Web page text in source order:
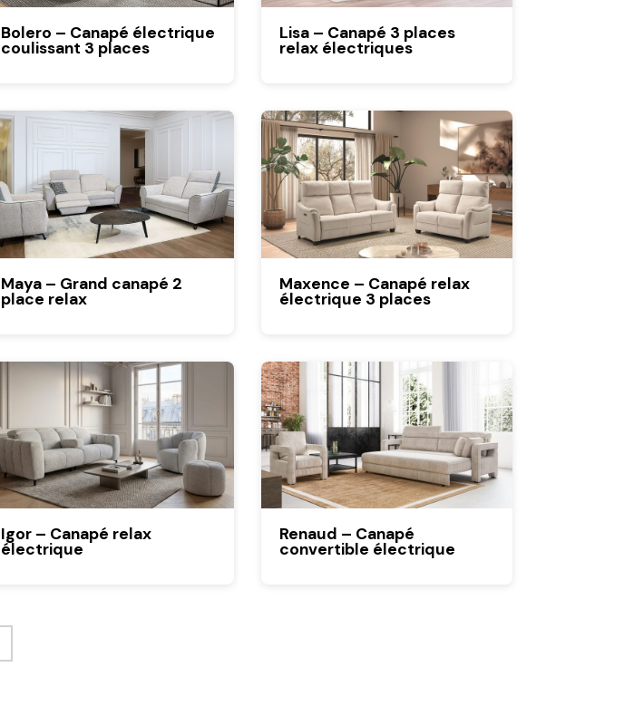
Bolero – Canapé électrique
coulissant 3 places
Lisa – Canapé 3 places
relax électriques
Maya – Grand canapé 2
place relax
Maxence – Canapé relax
électrique 3 places
Igor – Canapé relax
électrique
Renaud – Canapé
convertible électrique